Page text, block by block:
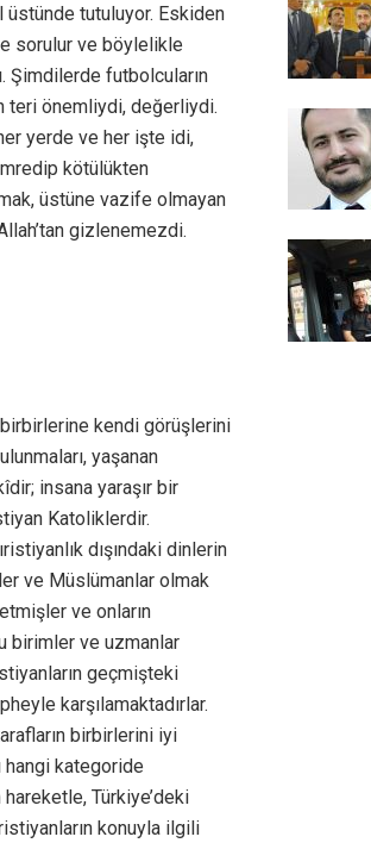
üstünde tutuluyor. Eskiden
sorulur ve böylelikle
Şimdilerde futbolcuların
teri önemliydi, değerliydi.
yerde ve her işte idi,
kötülükten
üstüne vazife olmayan
gizlenemezdi.
kendi görüşlerini
yaşanan
insana yaraşır bir
Katoliklerdir.
dışındaki dinlerin
ve Müslümanlar olmak
ve onların
birimler ve uzmanlar
geçmişteki
karşılamaktadırlar.
birbirlerini iyi
hangi kategoride
Türkiye’deki
konuyla ilgili